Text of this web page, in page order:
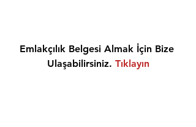
Emlakçılık Belgesi Almak İçin Bize
Ulaşabilirsiniz. Tıklayın